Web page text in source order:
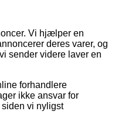
Vi hjælper en
deres varer, og
sender videre laver en
forhandlere
ikke ansvar for
vi nyligst